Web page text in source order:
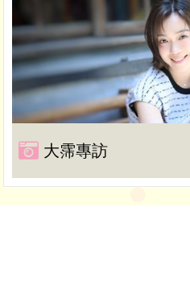
大霈專訪